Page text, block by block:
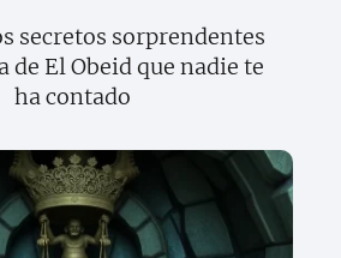
secretos sorprendentes
de El Obeid que nadie te
ha contado